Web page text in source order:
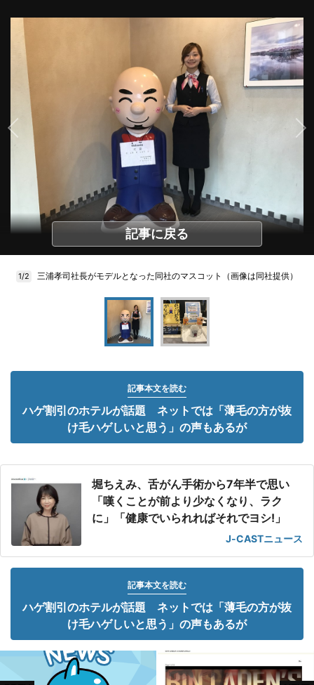
記事に戻る
1/2 三浦孝司社長がモデルとなった同社のマスコット（画像は同社提供）
記事本文を読む
ハゲ割引のホテルが話題 ネットでは「薄毛の方が抜
け毛ハゲしいと思う」の声もあるが
堀ちえみ、舌がん手術から7年半で思い
「嘆くことが前より少なくなり、ラク
に」「健康でいられればそれでヨシ!」
J-CASTニュース
記事本文を読む
ハゲ割引のホテルが話題 ネットでは「薄毛の方が抜
け毛ハゲしいと思う」の声もあるが